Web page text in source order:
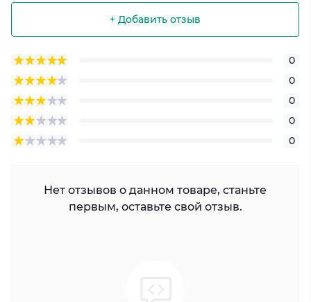
+ Добавить отзыв
0
0
0
0
0
Нет отзывов о данном товаре, станьте
первым, оставьте свой отзыв.